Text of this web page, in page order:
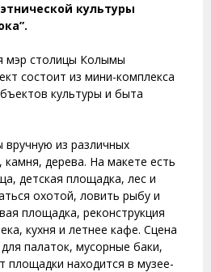
культуры
мэр столицы Колымы
состоит из мини-комплекса
культуры и быта
из различных
дерева. На макете есть
детская площадка, лес и
охотой, ловить рыбу и
площадка, реконструкция
кухня и летнее кафе. Сцена
палаток, мусорные баки,
площадки находится в музее-